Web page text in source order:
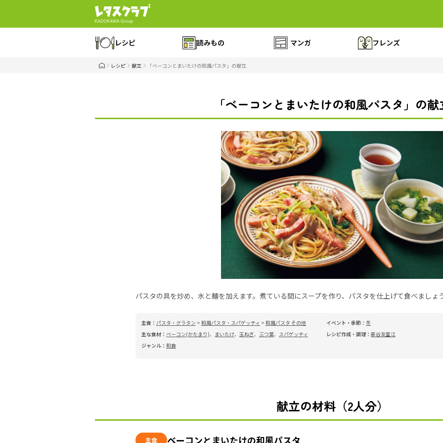
レシピ 読みもの マンガ フレンズ
レシピ 献立 「ベーコンとまいたけの和風パスタ」の献立
「ベーコンとまいたけの和風パスタ」の献
パスタの具を炒め、水と麺を加えます。煮ている間にスープを作り、パスタを仕上げて食べましょ
主食： パスタ・グラタン > 和風パスタ・スパゲッティ > 和風パスタ その他
主な食材： ベーコン(かたまり)、 まいたけ、 玉ねぎ、 三つ葉、
スパゲッティ
ジャンル： 和食
イベント・季節： 冬
レシピ作成・調理： 新谷友里江
献立の材料（2人分）
主食 ベーコンとまいたけの和風パスタ